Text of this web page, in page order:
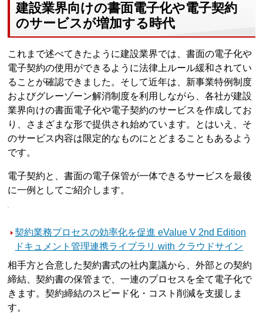
建設業界向けの書面電子化や電子契約
のサービスが増加する時代
これまで述べてきたように建設業界では、書面の電子化や
電子契約の使用ができるように法律上ルール緩和されてい
ることが確認できました。そして近年は、新事業特例制度
およびグレーゾーン解消制度を利用しながら、各社が建設
業界向けの書面電子化や電子契約のサービスを作成してお
り、さまざまな形で提供され始めています。とはいえ、そ
のサービス内容は限定的なものにとどまることもあるよう
です。
電子契約と、書面の電子保管が一体できるサービスを最後
に一例としてご紹介します。
契約業務プロセスの効率化を促進 eValue V 2nd Edition
ドキュメント管理連携ライブラリ with クラウドサイン
相手方と合意した契約書式の社内稟議から、外部との契約
締結、契約書の保管まで、一連のプロセスを全て電子化で
きます。契約締結のスピード化・コスト削減を支援しま
す。